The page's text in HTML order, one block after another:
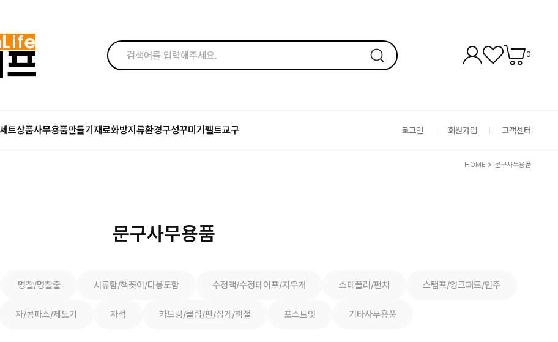
0
트상품사무용품만들기재료화방지류환경구성꾸미기 펠트교구 로그인 회원가입 고객센터
HOME > 문구사무용품
문구사무용품
명찰/명찰줄 서류함/책꽂이/다용도함 수정액/수정테이프/지우개 스테플러/펀치 스탬프/잉크패드/인주
자/콤파스/제도기 자석 카드링/클립/핀/집게/책철 포스트잇 기타사무용품